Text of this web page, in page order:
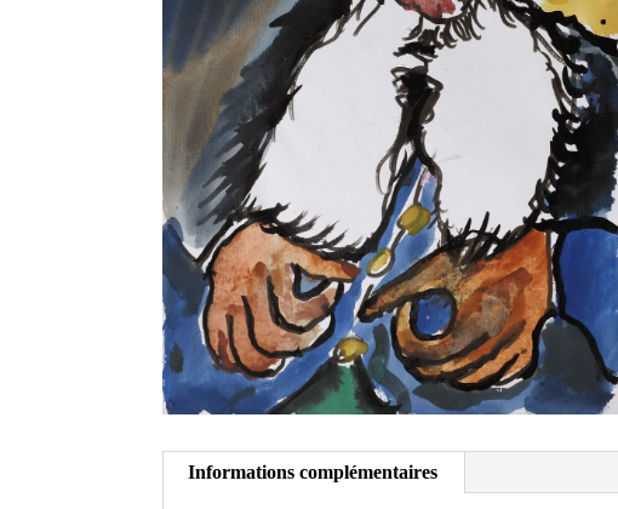
Informations complémentaires